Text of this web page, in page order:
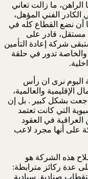
الراهن، ما زالت تعاني
الفني المؤهل،
أن نضع القطاع كله في
مستقل، قادر على
شركة إعادة التأمين
والخاصة تدور في حلقة
اليوم نرى ان رأس
الإقليمية والعالمية،
بشكل كبير . بل إن
التي كانت تعتمد
في العقود
على أنها مجرد لاعب
هذه الشركة هو
عدة ركائز مترابطة:
صناديق سيادية